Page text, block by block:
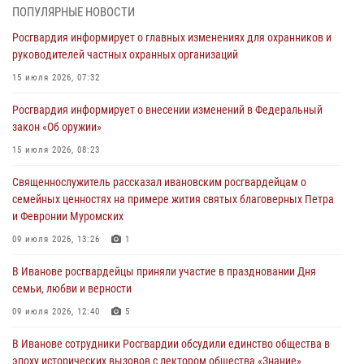
торжественных мероприятиях, посвященных празднованию Дня
Воздушно-десантных войск
02 августа 2026, 11:46
Мероприятия в рамках акции «Каникулы с Росгвардией»
продолжаются в Ивановской области
31 июля 2026, 11:08
В Ивановской области при содействии Росгвардии задержаны
подозреваемые в серии автомобильных краж
30 июля 2026, 12:41
празднования Дня Крещения Руси
ПОПУЛЯРНЫЕ НОВОСТИ
Росгвардия информирует о главных изменениях для охранников и
руководителей частных охранных организаций
15 июля 2026, 07:32
Росгвардия информирует о внесении изменений в Федеральный
закон «Об оружии»
15 июля 2026, 08:23
Священнослужитель рассказал ивановским росгвардейцам о
семейных ценностях на примере жития святых благоверных Петра
и Февронии Муромских
09 июля 2026, 13:26 1
В Иванове росгвардейцы приняли участие в праздновании Дня
семьи, любви и верности
09 июля 2026, 12:40 5
В Иванове сотрудники Росгвардии обсудили единство общества в
эпоху исторических вызовов с лектором общества «Знание»